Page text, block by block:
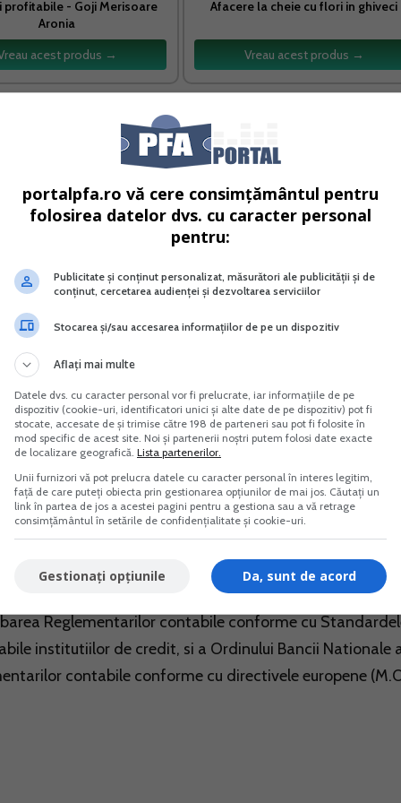
profitabile - Goji Merisoare
Aronia
acest produs →
Afacere la cheie cu flori in ghiveci
Vreau acest produs →
catre de catre PFA-uri, intreprinderile individuale si
economice de catre PFA-uri [EXPLICATII ANAF]
si completarea unor acte normative din
ocuparii fortei de munca si al securitatii si sanatatii in
in Insolventa din Romania nr.2/2016 pentru
si exercitarea profesiei de practician in
Uniunii Nationale a Practicienilor in Insolventa din
privind organizarea si exercitarea profesiei de
disciplina ale Uniunii Nationale a Practicienilor in
2016);
privind modificarea si completarea Ordinului Bancii
Reglementarilor contabile conforme cu
institutiilor de credit, si a Ordinului Bancii Nationale
contabile conforme cu directivele europene
portalpfa.ro vă cere consimțământul pentru
folosirea datelor dvs. cu caracter personal
pentru:
Publicitate și conținut personalizat, măsurători ale publicității și de
conținut, cercetarea audienței și dezvoltarea serviciilor
Stocarea și/sau accesarea informațiilor de pe un dispozitiv
Aflați mai multe
Datele dvs. cu caracter personal vor fi prelucrate, iar informațiile de pe
dispozitiv (cookie-uri, identificatori unici și alte date de pe dispozitiv) pot fi
stocate, accesate de și trimise către 198 de parteneri sau pot fi folosite în
mod specific de acest site. Noi și partenerii noștri putem folosi date exacte
de localizare geografică. Lista partenerilor.
Unii furnizori vă pot prelucra datele cu caracter personal în interes legitim,
față de care puteți obiecta prin gestionarea opțiunilor de mai jos. Căutați un
link în partea de jos a acestei pagini pentru a gestiona sau a vă retrage
consimțământul în setările de confidențialitate și cookie-uri.
Da, sunt de acord
Gestionați opțiunile